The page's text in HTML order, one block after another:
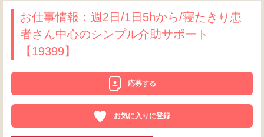
お仕事情報：週2日/1日5hから/寝たきり患
者さん中心のシンプル介助サポート
【19399】
応募する
お気に入りに登録